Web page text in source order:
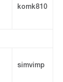
komk810
simvimp